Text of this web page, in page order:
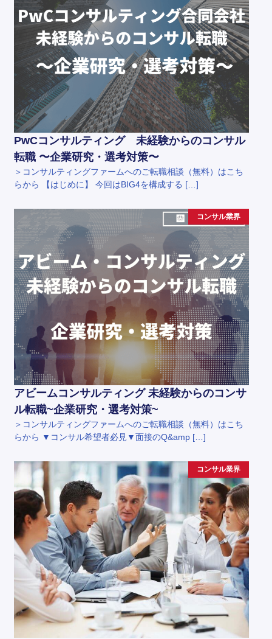
PwCコンサルティング 未経験からのコンサル
転職 〜企業研究・選考対策〜
＞コンサルティングファームへのご転職相談（無料）はこち
らから 【はじめに】 今回はBIG4を構成する […]
コンサル業界
アビームコンサルティング 未経験からのコンサ
ル転職~企業研究・選考対策~
＞コンサルティングファームへのご転職相談（無料）はこち
らから ▼コンサル希望者必見▼面接のQ&amp […]
コンサル業界